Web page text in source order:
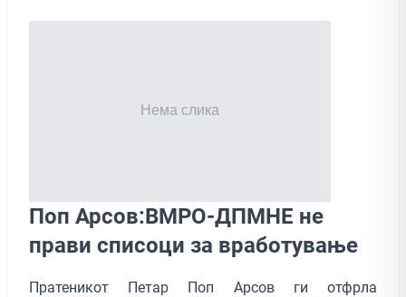
Поп Арсов:ВМРО-ДПМНЕ не
прави списоци за вработување
Пратеникот Петар Поп Арсов ги отфрла